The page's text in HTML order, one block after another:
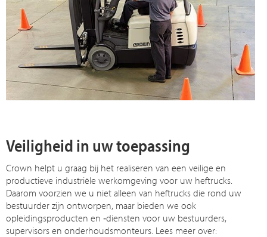
Veiligheid in uw toepassing
Crown helpt u graag bij het realiseren van een veilige en
productieve industriële werkomgeving voor uw heftrucks.
Daarom voorzien we u niet alleen van heftrucks die rond uw
bestuurder zijn ontworpen, maar bieden we ook
opleidingsproducten en ‑diensten voor uw bestuurders,
supervisors en onderhoudsmonteurs. Lees meer over: